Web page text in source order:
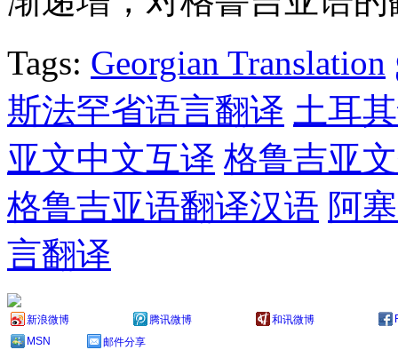
Tags: Georgian Translation
斯法罕省语言翻译 土耳
亚文中文互译 格鲁吉亚
格鲁吉亚语翻译汉语 阿
言翻译
新浪微博 腾讯微博 和讯微博
MSN
邮件分享